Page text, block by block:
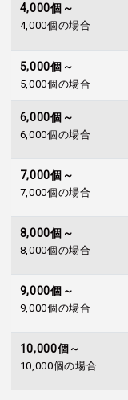
4,000個～
4,000個の場合
5,000個～
5,000個の場合
6,000個～
6,000個の場合
7,000個～
7,000個の場合
8,000個～
8,000個の場合
9,000個～
9,000個の場合
10,000個～
10,000個の場合